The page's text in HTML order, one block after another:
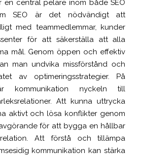
en central pelare inom både SEO
SEO är det nödvändigt att
med teammedlemmar, kunder
för att säkerställa att alla
mål. Genom öppen och effektiv
man undvika missförstånd och
av optimeringsstrategier. På
kommunikation nyckeln till
Att kunna uttrycka
aktivt och lösa konflikter genom
för att bygga en hållbar
Att förstå och tillämpa
kommunikation kan stärka